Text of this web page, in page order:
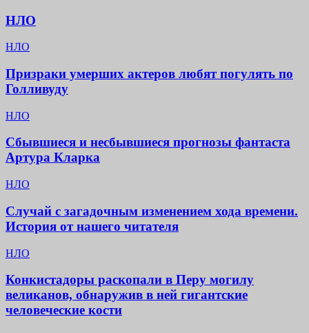
НЛО
НЛО
Призраки умерших актеров любят погулять по
Голливуду
НЛО
Сбывшиеся и несбывшиеся прогнозы фантаста
Артура Кларка
НЛО
Случай с загадочным изменением хода времени.
История от нашего читателя
НЛО
Конкистадоры раскопали в Перу могилу
великанов, обнаружив в ней гигантские
человеческие кости